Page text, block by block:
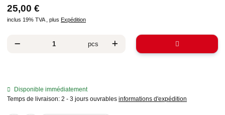
25,00 €
inclus 19% TVA , plus Expédition
pcs
Disponible immédiatement
Temps de livraison: 2 - 3 jours ouvrables informations d'expédition